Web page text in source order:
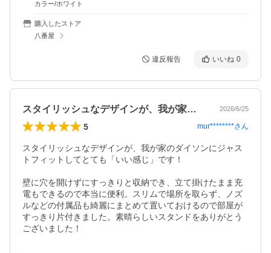
カラー/ホワイト
購入したストア
八番屋
違反報告 いいね 0
スタイリッシュなデザインが、我が家のダ… 2026/6/25
5 mur********さん
スタイリッシュなデザインが、我が家のダイソンにジャス
トフィットしてとても「いい感じ」です！
壁に穴を開けずにすっきりと収納でき、立て掛けたまま充
電もできるので本当に便利。スリムで場所を取らず、ノズ
ルなどの付属品も綺麗にまとめて置いておけるので部屋が
すっきり片付きました。素晴らしいスタンドをありがとう
ございました！